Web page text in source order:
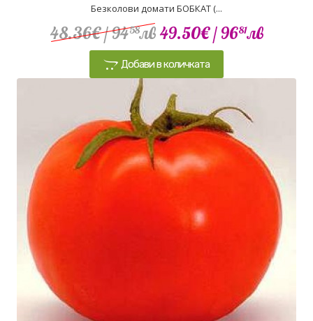
Безколови домати БОБКАТ (...
48.36€/ 9458лв 49.50€/ 9681лв
Добави в количката